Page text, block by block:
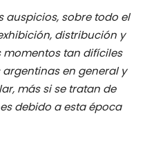
auspicios, sobre todo el
distribución y
momentos tan difíciles
en general y
más si se tratan de
debido a esta época